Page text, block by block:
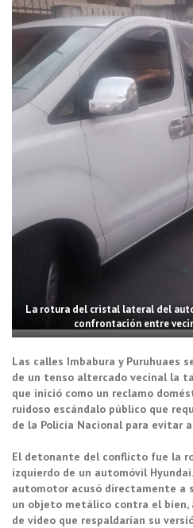
La rotura del cristal lateral del
confrontación entre
Las calles Imbabura y Puruhuaes
de un tenso altercado vecinal la
que inició como un reclamo
ruidoso escándalo público que
de la Policía Nacional para evitar
El detonante del conflicto fue la
izquierdo de un automóvil
automotor acusó directamente a
un objeto metálico contra el bien,
de video que respaldarían su